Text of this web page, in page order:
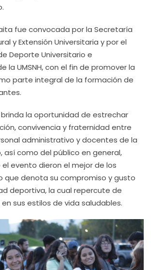
fue convocada por la Secretaría
y Extensión Universitaria y por el
Deporte Universitario e
la UMSNH, con el fin de promover la
parte integral de la formación de
la oportunidad de estrechar
convivencia y fraternidad entre
administrativo y docentes de la
así como del público en general,
evento dieron el mejor de los
que denota su compromiso y gusto
deportiva, la cual repercute de
sus estilos de vida saludables.